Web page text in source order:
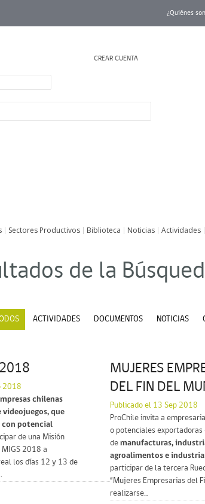
¿Quiénes
CREAR CUENTA
Sectores Productivos Biblioteca Noticias Actividades
de la
ACTIVIDADES DOCUMENTOS NOTICIAS
2018
chilenas
videojuegos, que
con potencial
de una Misión
2018 a
los días 12 y 13 de
MUJERES
DEL FIN DEL
Publicado el 13 Sep 2018
ProChile invita a
o potenciales exportadoras
de manufacturas,
agroalimentos e
participar de la tercera
“Mujeres Empresarias del
realizarse...